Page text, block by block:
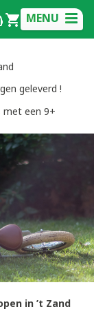
MENU
geleverd !
met een 9+
in ’t Zand